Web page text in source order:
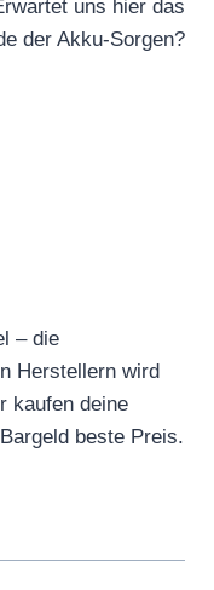
uns hier das
der Akku-Sorgen?
– die
Herstellern wird
kaufen deine
beste Preis.